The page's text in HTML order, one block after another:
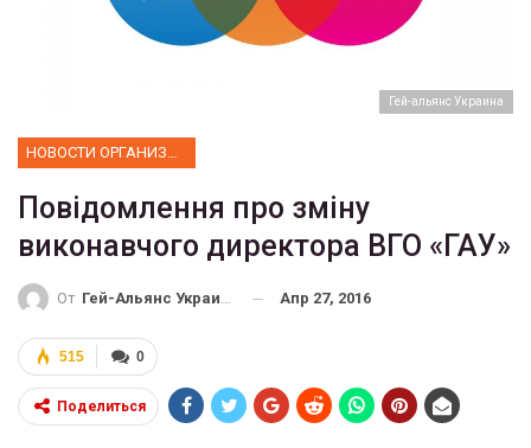
Гей-альянс Украина
Повідомлення про зміну
виконавчого директора ВГО «ГАУ»
От Гей-Альянс Украина Апр 27, 2016
0
515
Поделиться